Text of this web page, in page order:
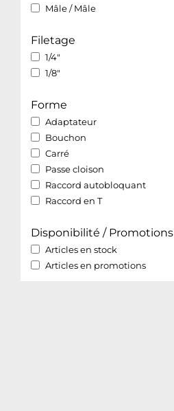
Mâle / Mâle
Filetage
1/4"
1/8"
Forme
Adaptateur
Bouchon
Carré
Passe cloison
Raccord autobloquant
Raccord en T
Disponibilité / Promotions
Articles en stock
Articles en promotions